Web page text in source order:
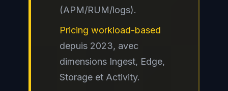
(APM/RUM/logs).
Pricing workload-based
depuis 2023, avec
dimensions Ingest, Edge,
Storage et Activity.